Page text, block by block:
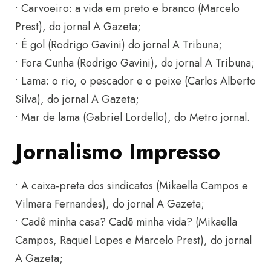
• Carvoeiro: a vida em preto e branco (Marcelo
Prest), do jornal A Gazeta;
• É gol (Rodrigo Gavini) do jornal A Tribuna;
• Fora Cunha (Rodrigo Gavini), do jornal A Tribuna;
• Lama: o rio, o pescador e o peixe (Carlos Alberto
Silva), do jornal A Gazeta;
• Mar de lama (Gabriel Lordello), do Metro jornal.
Jornalismo Impresso
• A caixa-preta dos sindicatos (Mikaella Campos e
Vilmara Fernandes), do jornal A Gazeta;
• Cadê minha casa? Cadê minha vida? (Mikaella
Campos, Raquel Lopes e Marcelo Prest), do jornal
A Gazeta;